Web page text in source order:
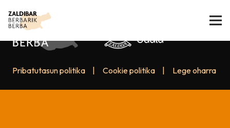
Pribatutasun politika Cookie politika Lege oharra